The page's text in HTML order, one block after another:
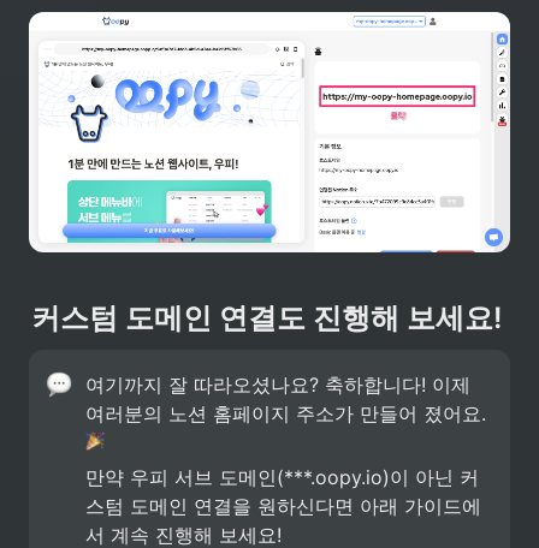
커스텀 도메인 연결도 진행해 보세요!
여기까지 잘 따라오셨나요? 축하합니다! 이제
만약 우피 서브 도메인(***.oopy.io)이 아닌 커
스텀 도메인 연결을 원하신다면 아래 가이드에
서 계속 진행해 보세요!